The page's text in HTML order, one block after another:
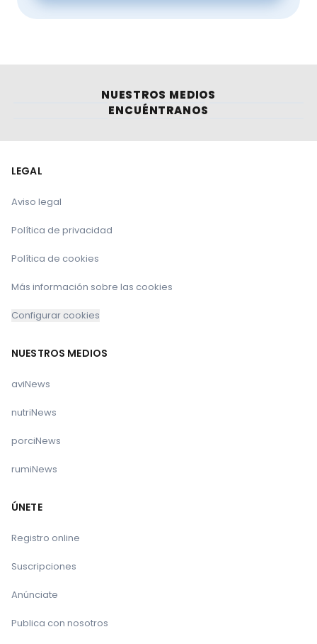
NUESTROS MEDIOS
ENCUÉNTRANOS
LEGAL
Aviso legal
Política de privacidad
Política de cookies
Más información sobre las cookies
Configurar cookies
NUESTROS MEDIOS
aviNews
nutriNews
porciNews
rumiNews
ÚNETE
Registro online
Suscripciones
Anúnciate
Publica con nosotros